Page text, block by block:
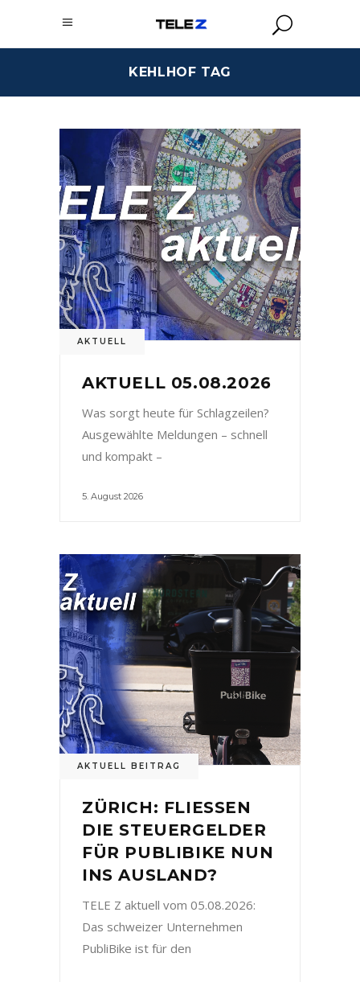
KEHLHOF TAG
AKTUELL
AKTUELL 05.08.2026
Was sorgt heute für Schlagzeilen?
Ausgewählte Meldungen – schnell
und kompakt –
5. August 2026
AKTUELL BEITRAG
ZÜRICH: FLIESSEN
DIE STEUERGELDER
FÜR PUBLIBIKE NUN
INS AUSLAND?
TELE Z aktuell vom 05.08.2026:
Das schweizer Unternehmen
PubliBike ist für den